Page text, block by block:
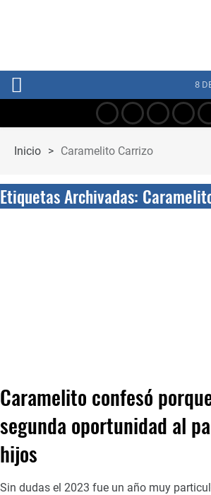
8
Inicio > Caramelito Carrizo
Etiquetas Archivadas:
Caramelito confesó
segunda oportunidad al
hijos
Sin dudas el 2023 fue un año muy